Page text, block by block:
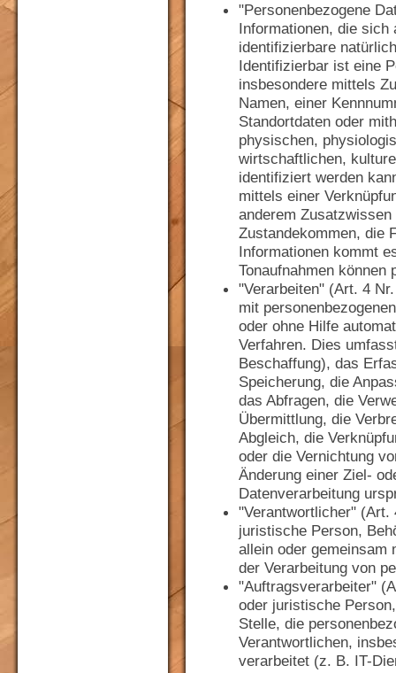
"Personenbezogene
Informationen, die sich
identifizierbare
Identifizierbar ist eine
insbesondere mittels
Namen, einer
Standortdaten oder
physischen,
wirtschaftlichen,
identifiziert werden
mittels einer
anderem
Zustandekommen, die
Informationen kommt
Tonaufnahmen können
"Verarbeiten" (Art. 4
mit
oder ohne Hilfe
Verfahren. Dies
Beschaffung), das
Speicherung, die
das Abfragen, die
Übermittlung, die
Abgleich, die
oder die Vernichtung
Änderung einer Ziel-
Datenverarbeitung
"Verantwortlicher"
juristische Person,
allein oder gemeinsam
der Verarbeitung von
"Auftragsverarbeiter"
oder juristische
Stelle, die
Verantwortlichen,
verarbeitet (z. B. IT-